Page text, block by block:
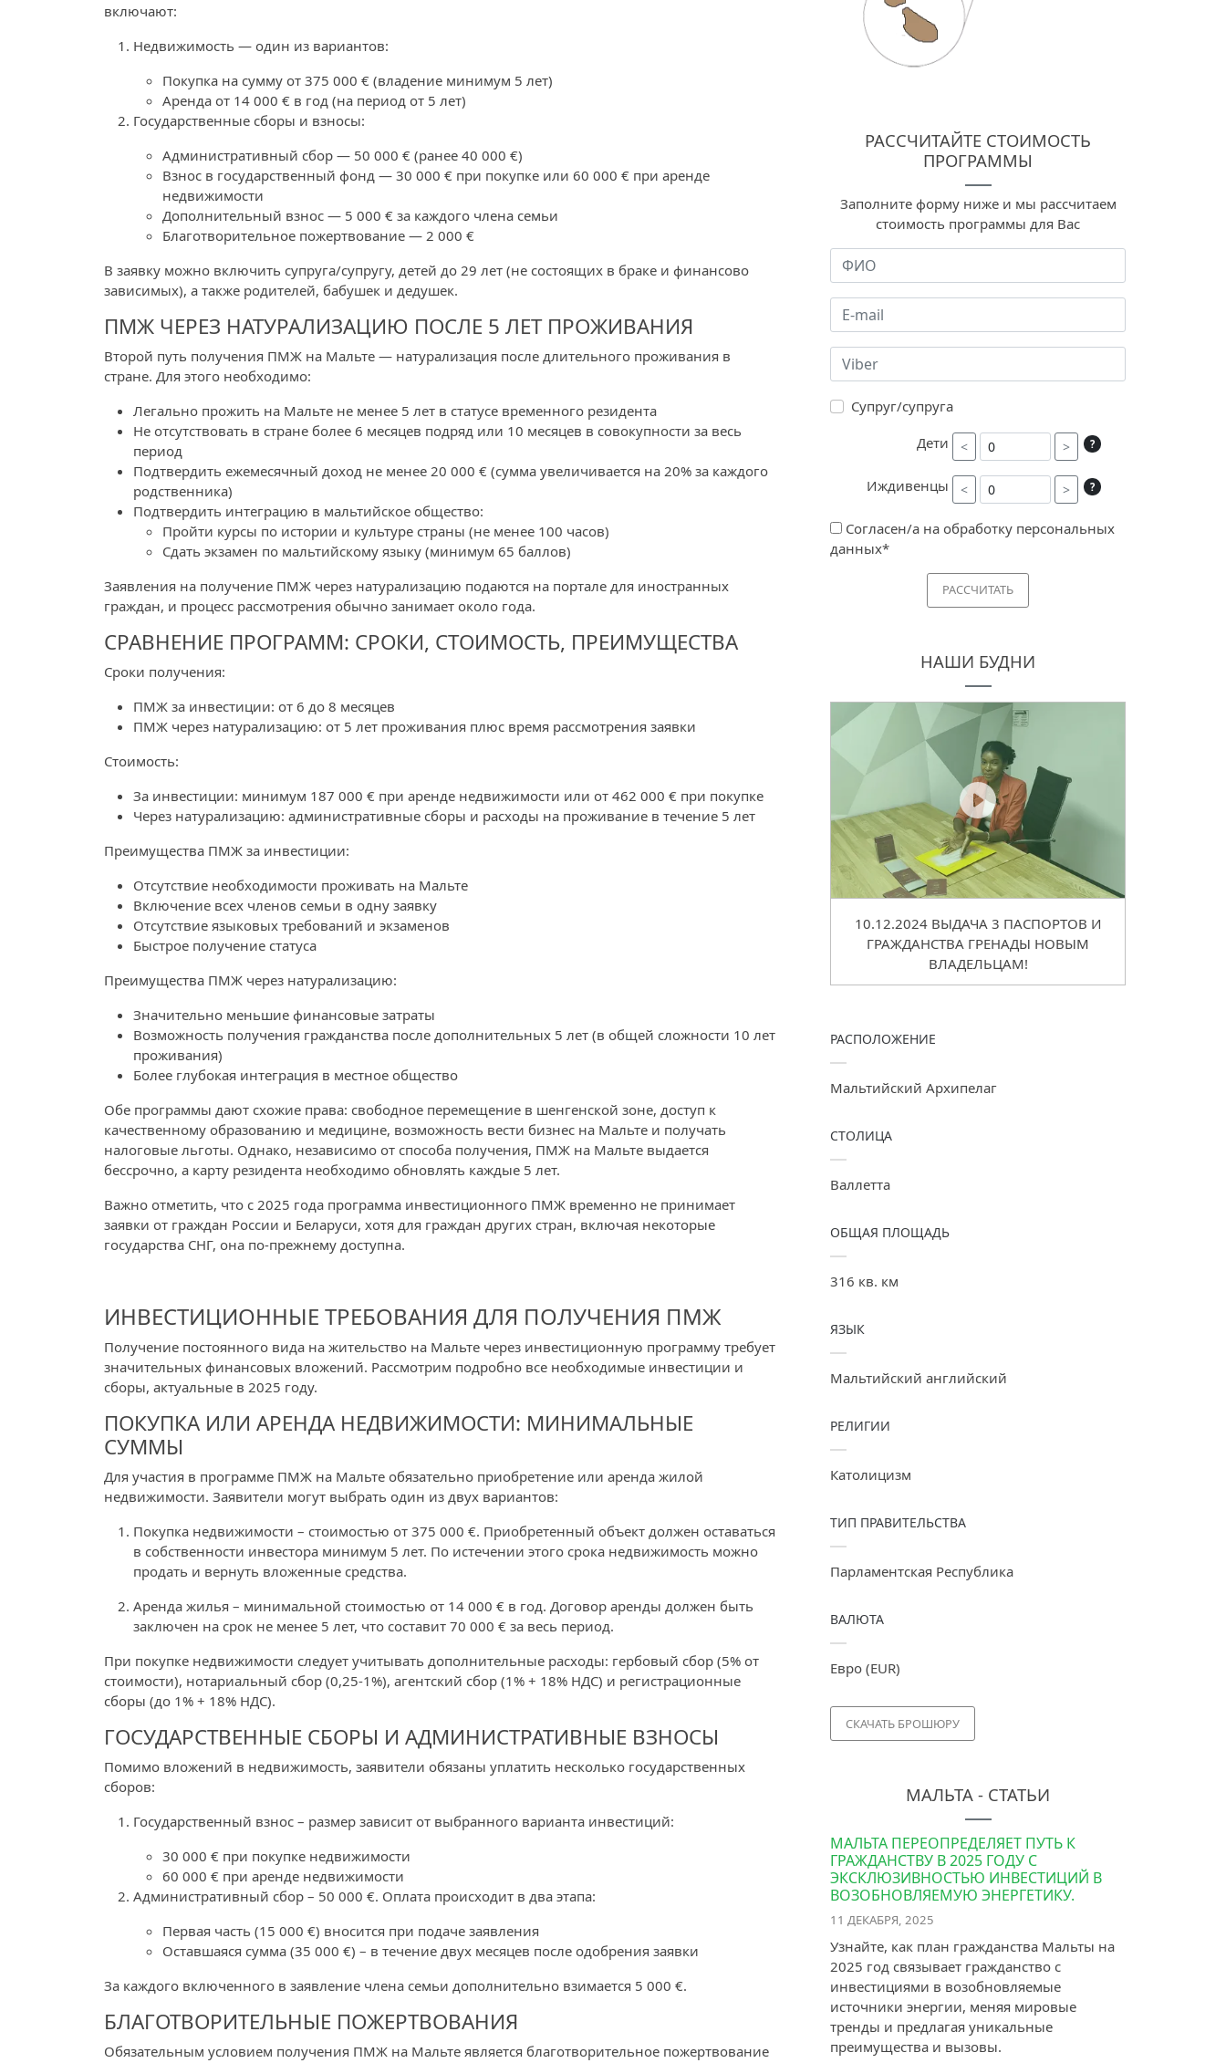
включают:
Недвижимость — один из вариантов:
Покупка на сумму от 375 000 € (владение минимум 5 лет)
Аренда от 14 000 € в год (на период от 5 лет)
Государственные сборы и взносы:
Административный сбор — 50 000 € (ранее 40 000 €)
Взнос в государственный фонд — 30 000 € при покупке или 60 000 € при аренде
недвижимости
Дополнительный взнос — 5 000 € за каждого члена семьи
Благотворительное пожертвование — 2 000 €
В заявку можно включить супруга/супругу, детей до 29 лет (не состоящих в браке и финансово
зависимых), а также родителей, бабушек и дедушек.
ПМЖ ЧЕРЕЗ НАТУРАЛИЗАЦИЮ ПОСЛЕ 5 ЛЕТ ПРОЖИВАНИЯ
Второй путь получения ПМЖ на Мальте — натурализация после длительного проживания в
стране. Для этого необходимо:
Легально прожить на Мальте не менее 5 лет в статусе временного резидента
Не отсутствовать в стране более 6 месяцев подряд или 10 месяцев в совокупности за весь
период
Подтвердить ежемесячный доход не менее 20 000 € (сумма увеличивается на 20% за каждого
родственника)
Подтвердить интеграцию в мальтийское общество:
Пройти курсы по истории и культуре страны (не менее 100 часов)
Сдать экзамен по мальтийскому языку (минимум 65 баллов)
Заявления на получение ПМЖ через натурализацию подаются на портале для иностранных
граждан, и процесс рассмотрения обычно занимает около года.
СРАВНЕНИЕ ПРОГРАММ: СРОКИ, СТОИМОСТЬ, ПРЕИМУЩЕСТВА
Сроки получения:
ПМЖ за инвестиции: от 6 до 8 месяцев
ПМЖ через натурализацию: от 5 лет проживания плюс время рассмотрения заявки
Стоимость:
За инвестиции: минимум 187 000 € при аренде недвижимости или от 462 000 € при покупке
Через натурализацию: административные сборы и расходы на проживание в течение 5 лет
Преимущества ПМЖ за инвестиции:
Отсутствие необходимости проживать на Мальте
Включение всех членов семьи в одну заявку
Отсутствие языковых требований и экзаменов
Быстрое получение статуса
Преимущества ПМЖ через натурализацию:
Значительно меньшие финансовые затраты
Возможность получения гражданства после дополнительных 5 лет (в общей сложности 10 лет
проживания)
Более глубокая интеграция в местное общество
Обе программы дают схожие права: свободное перемещение в шенгенской зоне, доступ к
качественному образованию и медицине, возможность вести бизнес на Мальте и получать
налоговые льготы. Однако, независимо от способа получения, ПМЖ на Мальте выдается
бессрочно, а карту резидента необходимо обновлять каждые 5 лет.
Важно отметить, что с 2025 года программа инвестиционного ПМЖ временно не принимает
заявки от граждан России и Беларуси, хотя для граждан других стран, включая некоторые
государства СНГ, она по-прежнему доступна.
ИНВЕСТИЦИОННЫЕ ТРЕБОВАНИЯ ДЛЯ ПОЛУЧЕНИЯ ПМЖ
Получение постоянного вида на жительство на Мальте через инвестиционную программу требует
значительных финансовых вложений. Рассмотрим подробно все необходимые инвестиции и
сборы, актуальные в 2025 году.
ПОКУПКА ИЛИ АРЕНДА НЕДВИЖИМОСТИ: МИНИМАЛЬНЫЕ
СУММЫ
Для участия в программе ПМЖ на Мальте обязательно приобретение или аренда жилой
недвижимости. Заявители могут выбрать один из двух вариантов:
Покупка недвижимости – стоимостью от 375 000 €. Приобретенный объект должен оставаться
в собственности инвестора минимум 5 лет. По истечении этого срока недвижимость можно
продать и вернуть вложенные средства.
Аренда жилья – минимальной стоимостью от 14 000 € в год. Договор аренды должен быть
заключен на срок не менее 5 лет, что составит 70 000 € за весь период.
При покупке недвижимости следует учитывать дополнительные расходы: гербовый сбор (5% от
стоимости), нотариальный сбор (0,25-1%), агентский сбор (1% + 18% НДС) и регистрационные
сборы (до 1% + 18% НДС).
ГОСУДАРСТВЕННЫЕ СБОРЫ И АДМИНИСТРАТИВНЫЕ ВЗНОСЫ
Помимо вложений в недвижимость, заявители обязаны уплатить несколько государственных
сборов:
Государственный взнос – размер зависит от выбранного варианта инвестиций:
30 000 € при покупке недвижимости
60 000 € при аренде недвижимости
Административный сбор – 50 000 €. Оплата происходит в два этапа:
Первая часть (15 000 €) вносится при подаче заявления
Оставшаяся сумма (35 000 €) – в течение двух месяцев после одобрения заявки
За каждого включенного в заявление члена семьи дополнительно взимается 5 000 €.
БЛАГОТВОРИТЕЛЬНЫЕ ПОЖЕРТВОВАНИЯ
Обязательным условием получения ПМЖ на Мальте является благотворительное пожертвование
РАССЧИТАЙТЕ СТОИМОСТЬ
ПРОГРАММЫ
Заполните форму ниже и мы рассчитаем
стоимость программы для Вас
Супруг/супруга
Дети
< > ?
Иждивенцы < > ?
Согласен/а на обработку персональных
данных*
РАССЧИТАТЬ
НАШИ БУДНИ
10.12.2024 ВЫДАЧА 3 ПАСПОРТОВ И
ГРАЖДАНСТВА ГРЕНАДЫ НОВЫМ
ВЛАДЕЛЬЦАМ!
РАСПОЛОЖЕНИЕ
Мальтийский Архипелаг
СТОЛИЦА
Валлетта
ОБЩАЯ ПЛОЩАДЬ
316 кв. км
ЯЗЫК
Мальтийский английский
РЕЛИГИИ
Католицизм
ТИП ПРАВИТЕЛЬСТВА
Парламентская Республика
ВАЛЮТА
Евро (EUR)
СКАЧАТЬ БРОШЮРУ
МАЛЬТА - СТАТЬИ
МАЛЬТА ПЕРЕОПРЕДЕЛЯЕТ ПУТЬ К
ГРАЖДАНСТВУ В 2025 ГОДУ С
ЭКСКЛЮЗИВНОСТЬЮ ИНВЕСТИЦИЙ В
ВОЗОБНОВЛЯЕМУЮ ЭНЕРГЕТИКУ.
11 ДЕКАБРЯ, 2025
Узнайте, как план гражданства Мальты на
2025 год связывает гражданство с
инвестициями в возобновляемые
источники энергии, меняя мировые
тренды и предлагая уникальные
преимущества и вызовы.